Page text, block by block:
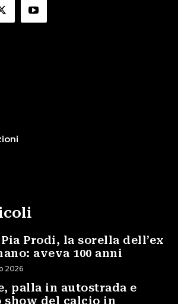
Prodi, la sorella dell’ex
aveva 100 anni
2026
palla in autostrada e
show del calcio in